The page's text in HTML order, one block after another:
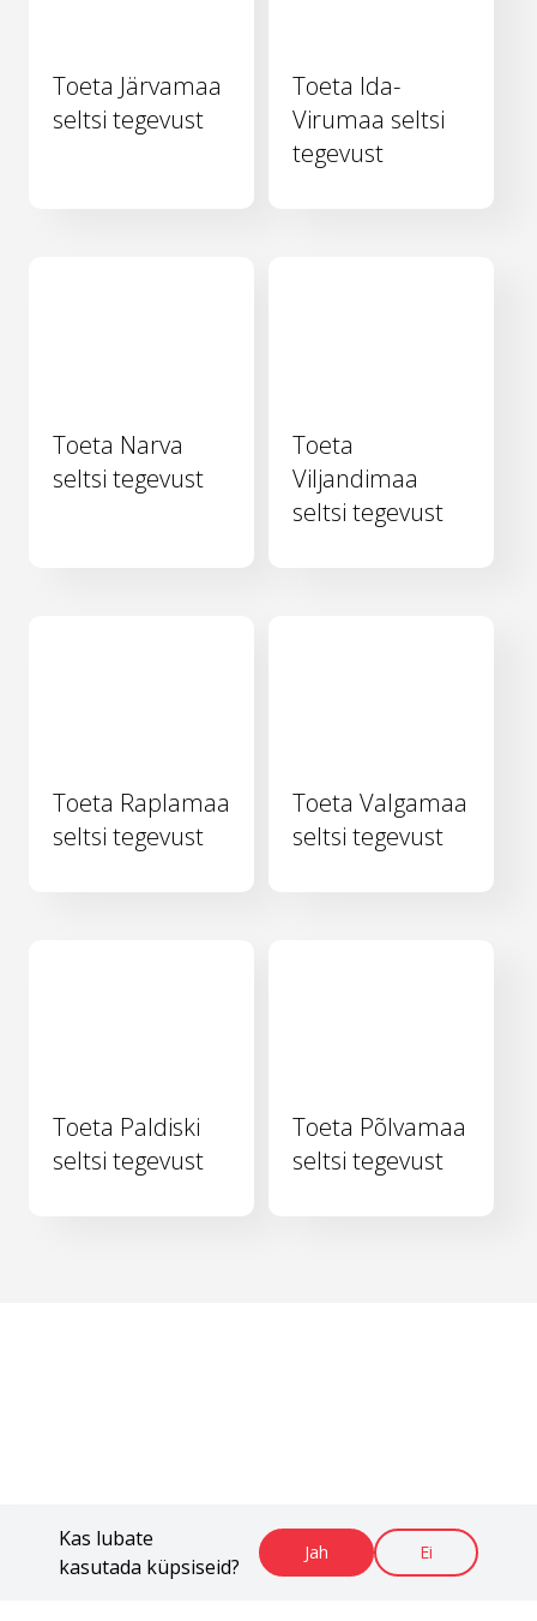
Kas lubate
kasutada küpsiseid?
Jah Ei
Toeta Järvamaa
seltsi tegevust
Toeta Ida-
Virumaa seltsi
tegevust
Toeta Narva
seltsi tegevust
Toeta
Viljandimaa
seltsi tegevust
Toeta Raplamaa
seltsi tegevust
Toeta Valgamaa
seltsi tegevust
Toeta Paldiski
seltsi tegevust
Toeta Põlvamaa
seltsi tegevust